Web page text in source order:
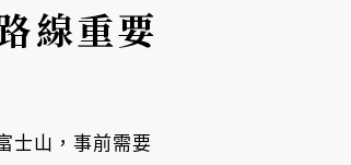
線重要
士山，事前需要